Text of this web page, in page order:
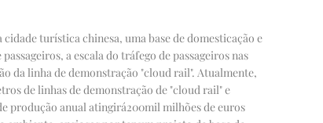
turística chinesa, uma base de domesticação e
a escala do tráfego de passageiros nas
da linha de demonstração "cloud rail". Atualmente,
de linhas de demonstração de "cloud rail" e
produção anual atingirá200mil milhões de euros